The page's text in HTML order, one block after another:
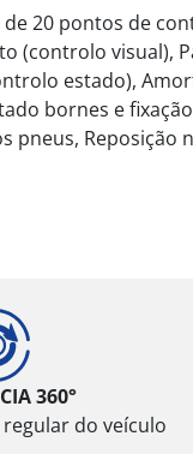
20 pontos de
(controlo visual),
estado),
bornes e
pneus, Reposição
360°
do veículo